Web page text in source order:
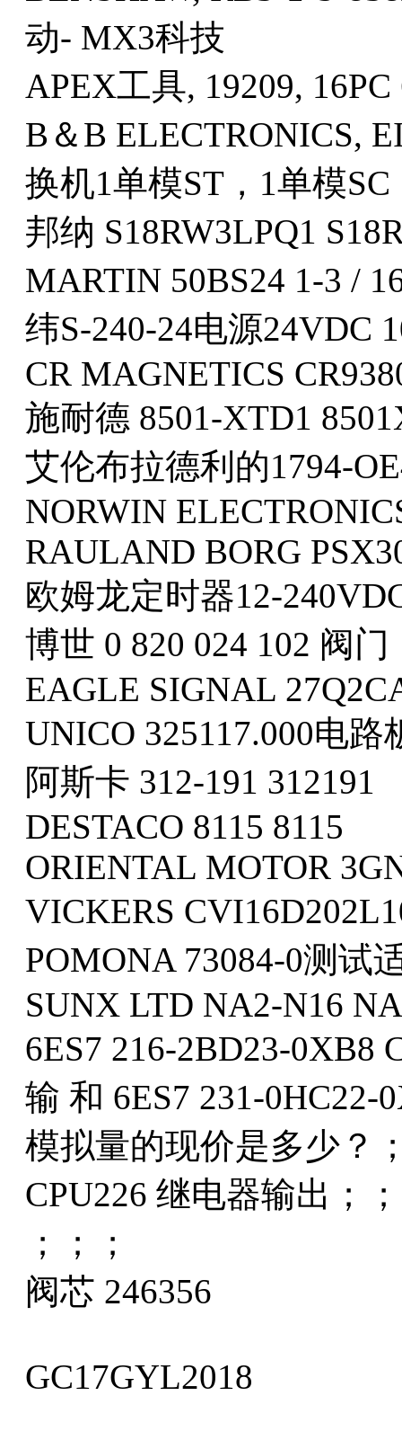
动- MX3科技
APEX工具, 19209,
B＆B ELECTRONICS,
换机1单模ST，1单模SC
邦纳 S18RW3LPQ1
MARTIN 50BS24 1-3 /
纬S-240-24电源24VDC
CR MAGNETICS
施耐德 8501-XTD1
艾伦布拉德利的1794-
NORWIN
RAULAND BORG
欧姆龙定时器12-
博世 0 820 024 102 阀门
EAGLE SIGNAL
UNICO 325117.000电路
阿斯卡 312-191 312191
DESTACO 8115 8115
ORIENTAL MOTOR
VICKERS
POMONA 73084-0测试
SUNX LTD NA2-N16
6ES7 216-2BD23-0XB8
输 和 6ES7 231-
模拟量的现价是多少？
CPU226 继电器输出；；
；；；
阀芯 246356
GC17GYL2018